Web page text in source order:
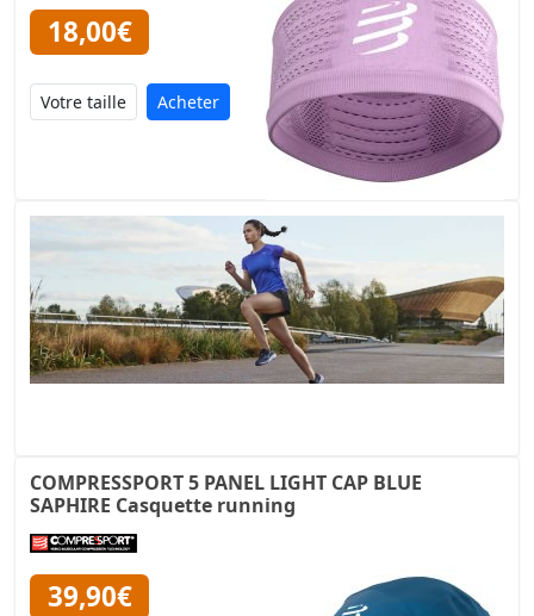
18,00€
Acheter
COMPRESSPORT 5 PANEL LIGHT CAP BLUE
SAPHIRE Casquette running
39,90€